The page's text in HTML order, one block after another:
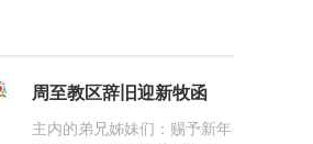
周至教区辞旧迎新牧函
主内的弟兄姊妹们：赐予新年